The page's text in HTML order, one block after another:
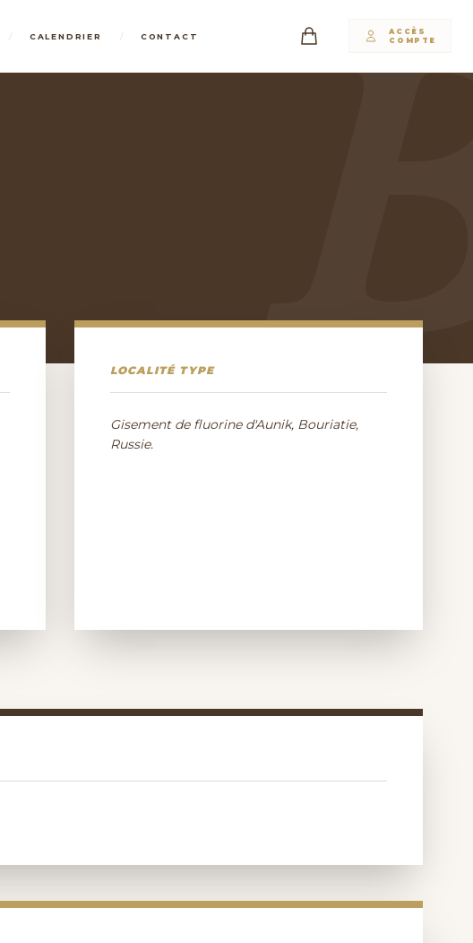
/ CALENDRIER / CONTACT
ACCÈS
COMPTE
LOCALITÉ TYPE
Gisement de fluorine d'Aunik, Bouriatie,
Russie.